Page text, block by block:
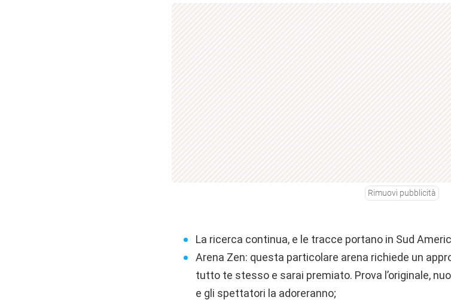
Rimuovi pubblicità
La ricerca continua, e le tracce portano in Sud
Arena Zen: questa particolare arena richiede un
tutto te stesso e sarai premiato. Prova l’originale,
e gli spettatori la adoreranno;